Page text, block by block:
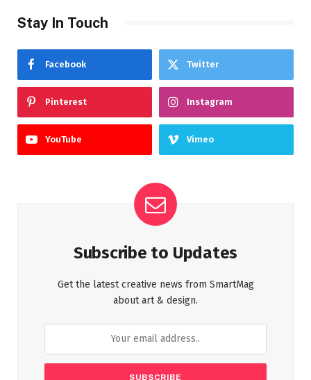
Stay In Touch
Facebook Twitter
Pinterest Instagram
YouTube Vimeo
Subscribe to Updates
Get the latest creative news from SmartMag
about art & design.